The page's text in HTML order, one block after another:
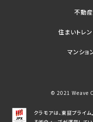
不動
住まいトレン
マンショ
© 2021 Weave
クラモアは、東証プライ